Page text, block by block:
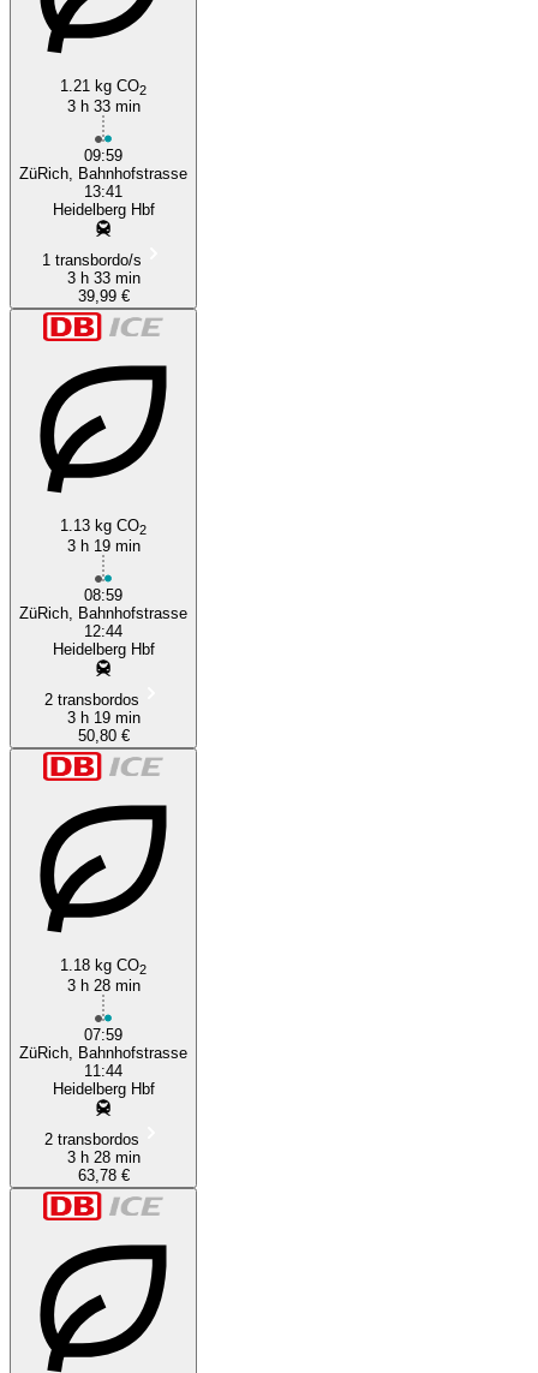
1.21 kg CO2
3 h 33 min
09:59
ZüRich, Bahnhofstrasse
13:41
Heidelberg Hbf
1 transbordo/s
3 h 33 min
39,99 €
1.13 kg CO2
3 h 19 min
08:59
ZüRich, Bahnhofstrasse
12:44
Heidelberg Hbf
2 transbordos
3 h 19 min
50,80 €
1.18 kg CO2
3 h 28 min
07:59
ZüRich, Bahnhofstrasse
11:44
Heidelberg Hbf
2 transbordos
3 h 28 min
63,78 €